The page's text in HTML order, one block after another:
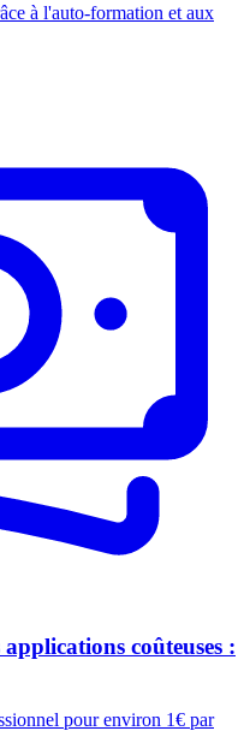
à l'auto-formation et aux
coûteuses :
pour environ 1€ par